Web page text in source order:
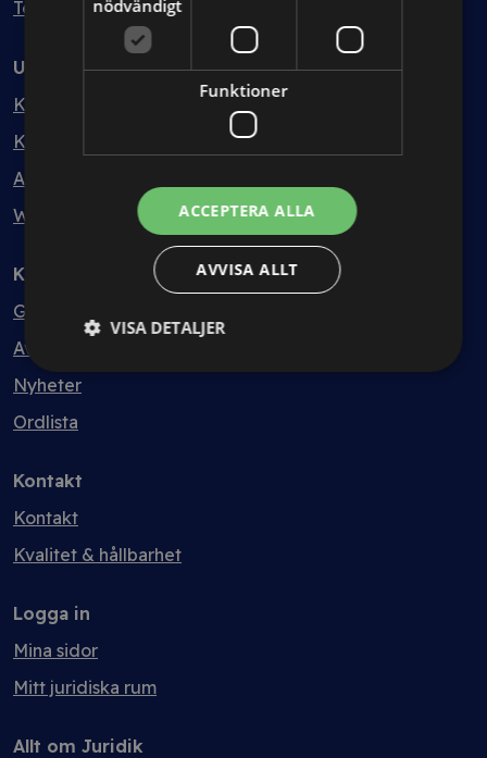
Testa kostnadsfritt
Utbildning
Kurser
Kurspaket
Abonnemang
Webbinarium
Kunskapsbank
Guider
Avtalsmallar
Nyheter
Ordlista
Kontakt
Kontakt
Kvalitet & hållbarhet
Logga in
Mina sidor
Mitt juridiska rum
Allt om Juridik
nödvändigt
Funktioner
ACCEPTERA ALLA
AVVISA ALLT
VISA DETALJER